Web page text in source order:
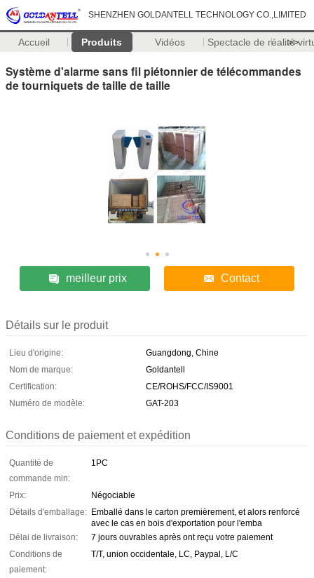
SHENZHEN GOLDANTELL TECHNOLOGY CO.,LIMITED
Accueil Produits Vidéos Spectacle de réalité
>>
Système d'alarme sans fil piétonnier de télécommandes
de tourniquets de taille de taille
meilleur prix Contact
Détails sur le produit
Lieu d'origine:
Guangdong, Chine
Nom de marque:
Goldantell
Certification:
CE/ROHS/FCC/IS9001
Numéro de modèle:
GAT-203
Conditions de paiement et expédition
Quantité de
commande min:
1PC
Prix:
Négociable
Détails d'emballage: Emballé dans le carton premièrement, et alors renforcé
avec le cas en bois d'exportation pour l'emba
Délai de livraison:
7 jours ouvrables après ont reçu votre paiement
Conditions de
paiement:
T/T, union occidentale, LC, Paypal, L/C